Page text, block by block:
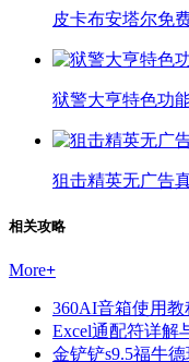
皮卡布安塔尔免
狱警大亨特色功
狙击精英无广告
相关攻略
More+
360AI音箱使用
Excel通配符详解
金铲铲s9.5福牛